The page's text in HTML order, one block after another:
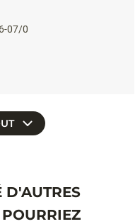
07/0
D'AUTRES